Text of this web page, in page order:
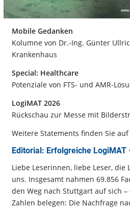
Mobile Gedanken
Kolumne von Dr.-Ing. Günter
Krankenhaus
Special: Healthcare
Potenziale von FTS- und AMR-
LogiMAT 2026
Rückschau zur Messe mit
Weitere Statements finden Sie auf
Editorial: Erfolgreiche
Liebe Leserinnen, liebe Leser, die
uns. Insgesamt nahmen 69.856
den Weg nach Stuttgart auf sich
Zahlen belegen: Die Nachfrage